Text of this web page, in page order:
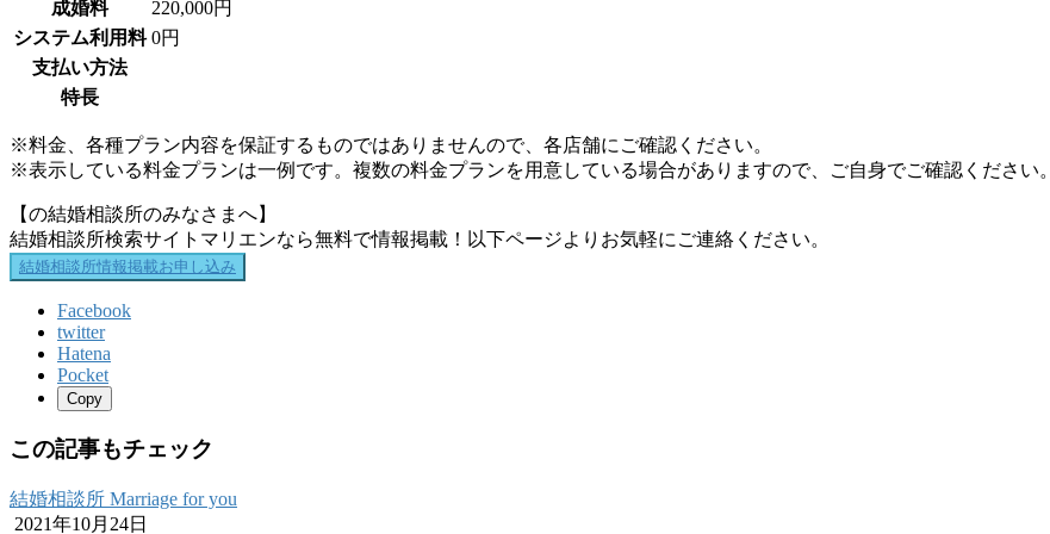
成婚料
220,000円
システム利用料 0円
支払い方法
特長
※料金、各種プラン内容を保証するものではありませんので、各店舗にご確認ください。
※表示している料金プランは一例です。複数の料金プランを用意している場合がありますので、ご自身でご確認ください。
【の結婚相談所のみなさまへ】
結婚相談所検索サイトマリエンなら無料で情報掲載！以下ページよりお気軽にご連絡ください。
結婚相談所情報掲載お申し込み
Facebook
twitter
Hatena
Pocket
Copy
この記事もチェック
結婚相談所 Marriage for you
2021年10月24日